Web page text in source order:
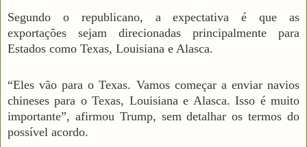
Segundo o republicano, a expectativa é que as
exportações sejam direcionadas principalmente para
Estados como Texas, Louisiana e Alasca.
“Eles vão para o Texas. Vamos começar a enviar navios
chineses para o Texas, Louisiana e Alasca. Isso é muito
importante”, afirmou Trump, sem detalhar os termos do
possível acordo.